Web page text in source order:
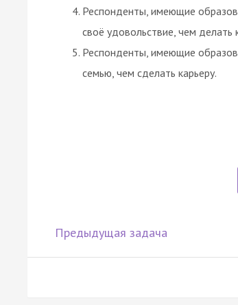
Респонденты, имеющие
своё удовольствие, чем делать
Респонденты, имеющие
семью, чем сделать карьеру.
Предыдущая задача